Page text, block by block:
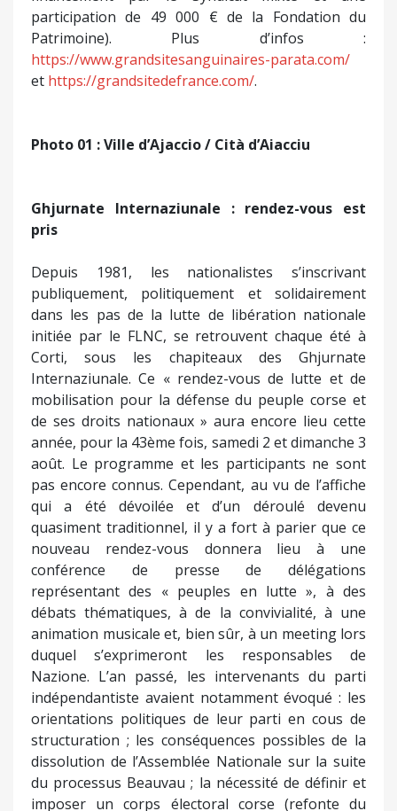
publiquement, politiquement et solidairement
dans les pas de la lutte de libération nationale
initiée par le FLNC, se retrouvent chaque été à
Corti, sous les chapiteaux des Ghjurnate
de ses droits nationaux » aura encore lieu cette
pas encore connus. Cependant, au vu de l’affiche
qui a été dévoilée et d’un déroulé devenu
nouveau rendez-vous donnera lieu à une
conférence de presse de délégations
représentant des « peuples en lutte », à des
débats thématiques, à de la convivialité, à une
animation musicale et, bien sûr, à un meeting lors
duquel s’exprimeront les responsables de
Nazione. L’an passé, les intervenants du parti
indépendantiste avaient notamment évoqué : les
orientations politiques de leur parti en cous de
structuration ; les conséquences possibles de la
dissolution de l’Assemblée Nationale sur la suite
du processus Beauvau ; la nécessité de définir et
imposer un corps électoral corse (refonte du
corps électoral afin de garantir le droit du peuple
corse à décider librement de son destin, en
empêchant qu’il soit en partie dépossédé du
pouvoir politique du fait de l’installation massive
de nouveaux arrivants et de leurs inscriptions
immédiates sur les listes électorales) ; la démarche
internationale visant à inscrire la Corse sur la liste
des « Territoires non autonomes à décoloniser de
l'ONU » (démarche s’inspirant de celle ayant
abouti, en 2013, à la réinscription de la Polynésie
sur ladite liste malgré l’opposition de la France, et
devant permettre que soit reconnu au plus haut
niveau le droit du peuple corse à « déterminer